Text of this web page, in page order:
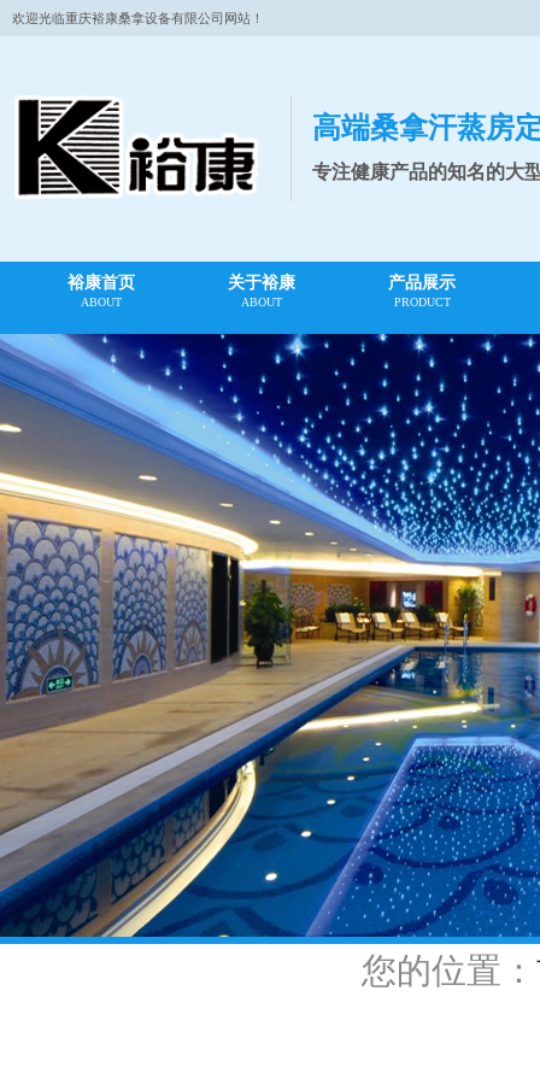
欢迎光临重庆裕康桑拿设备有限公司网站！
高端桑拿汗蒸房
专注健康产品的知名的大
裕康首页
ABOUT
关于裕康
ABOUT
产品展示
PRODUCT
您的位置：